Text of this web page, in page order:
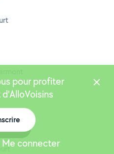
pour profiter
Me connecter